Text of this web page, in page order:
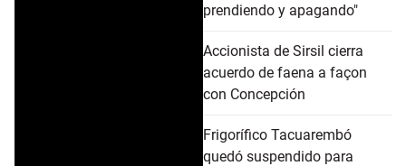
prendiendo y apagando"
Accionista de Sirsil cierra
acuerdo de faena a façon
con Concepción
Frigorífico Tacuarembó
quedó suspendido para